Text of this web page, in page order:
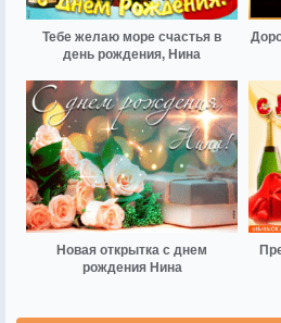
Тебе желаю море счастья в
день рождения, Нина
Новая открытка с днем
рождения Нина